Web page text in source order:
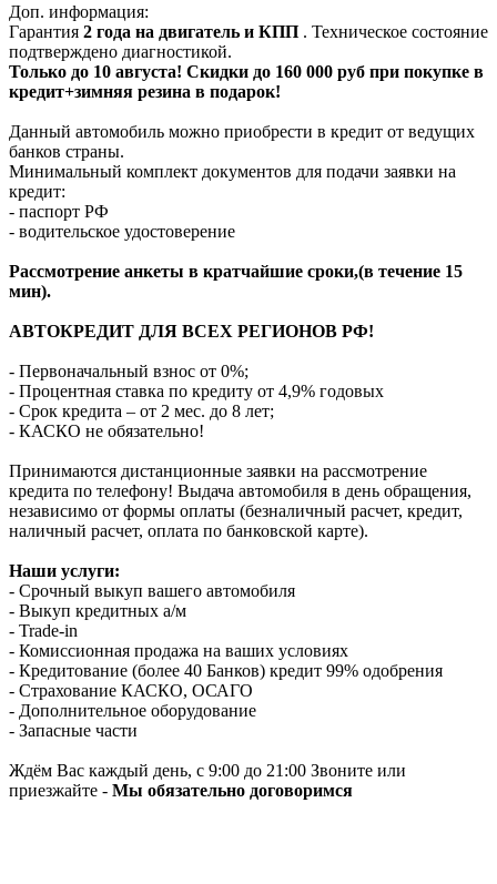
Доп. информация:
Гарантия 2 года на двигатель и КПП . Техническое состояние
подтверждено диагностикой.
Только до 10 августа! Скидки до 160 000 руб при покупке в
кредит+зимняя резина в подарок!
Данный автомобиль можно приобрести в кредит от ведущих
банков страны.
Минимальный комплект документов для подачи заявки на
кредит:
- паспорт РФ
- водительское удостоверение
Рассмотрение анкеты в кратчайшие сроки,(в течение 15
мин).
АВТОКРЕДИТ ДЛЯ ВСЕХ РЕГИОНОВ РФ!
- Первоначальный взнос от 0%;
- Процентная ставка по кредиту от 4,9% годовых
- Срок кредита – от 2 мес. до 8 лет;
- КАСКО не обязательно!
Принимаются дистанционные заявки на рассмотрение
кредита по телефону! Выдача автомобиля в день обращения,
независимо от формы оплаты (безналичный расчет, кредит,
наличный расчет, оплата по банковской карте).
Наши услуги:
- Срочный выкуп вашего автомобиля
- Выкуп кредитных а/м
- Trade-in
- Комиссионная продажа на ваших условиях
- Кредитование (более 40 Банков) кредит 99% одобрения
- Страхование КАСКО, ОСАГО
- Дополнительное оборудование
- Запасные части
Ждём Вас каждый день, с 9:00 до 21:00 Звоните или
приезжайте - Мы обязательно договоримся